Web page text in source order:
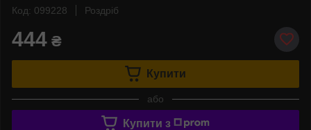
Код: 099228
Роздріб
444 ₴
Купити
або
Купити з